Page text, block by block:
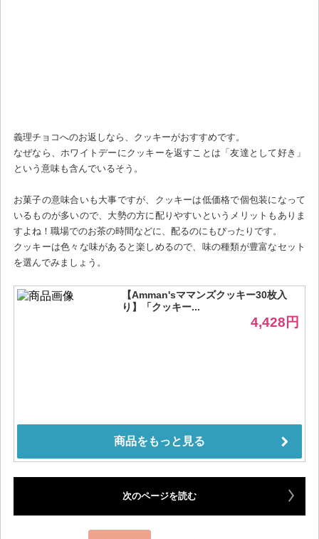
義理チョコへのお返しなら、クッキーがおすすめです。
なぜなら、ホワイトデーにクッキーを返すことは「友達として好き」
という意味も含んでいるそう。
お菓子の意味合いも大事ですが、クッキーは低価格で個包装になって
いるものが多いので、大勢の方に配りやすいというメリットもありま
すよね！職場でのお茶の時間などに、配るのにもぴったりです。
クッキーは色々な味があると楽しめるので、味の種類が豊富なセット
を選んでみましょう。
次のページを読む